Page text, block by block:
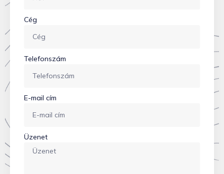
Cég
Telefonszám
E-mail cím
Üzenet